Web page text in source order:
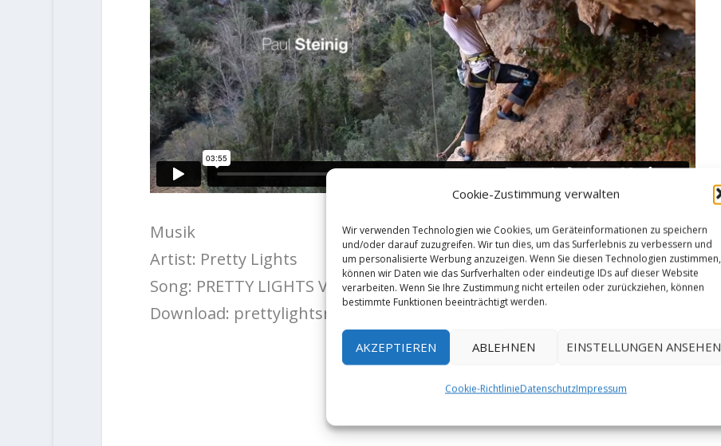
Cookie-Zustimmung verwalten
Wir verwenden Technologien wie Cookies, um Geräteinformationen zu speichern
und/oder darauf zuzugreifen. Wir tun dies, um das Surferlebnis zu verbessern und
um personalisierte Werbung anzuzeigen. Wenn Sie diesen Technologien zustimmen,
können wir Daten wie das Surfverhalten oder eindeutige IDs auf dieser Website
verarbeiten. Wenn Sie Ihre Zustimmung nicht erteilen oder zurückziehen, können
bestimmte Funktionen beeinträchtigt werden.
AKZEPTIEREN ABLEHNEN EINSTELLUNGEN ANSEHEN
Cookie-RichtlinieDatenschutzImpressum
Musik
Artist: Pretty Lights
Song: PRETTY LIGHTS VS RADIOHEAD VS NIRVANA VS NIN
Download: prettylightsmusic.com